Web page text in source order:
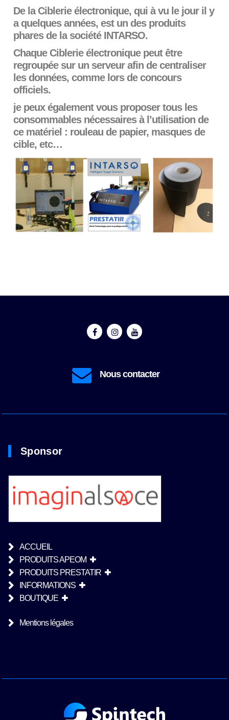
De la Ciblerie électronique, qui à vu le jour il y
a quelques années, est un des produits
phares de la société INTARSO.
Chaque Ciblerie électronique peut être
regroupée sur un serveur afin de centraliser
les données, comme lors de concours
officiels.
je peux également vous proposer tous les
consommables nécessaires à l’utilisation de
ce matériel : rouleau de papier, masques de
cible, etc…
contact@prestatir.fr
Sponsor
ACCUEIL
PRODUITS APEOM
PRODUITS PRESTATIR
INFORMATIONS
BOUTIQUE
Mentions légales